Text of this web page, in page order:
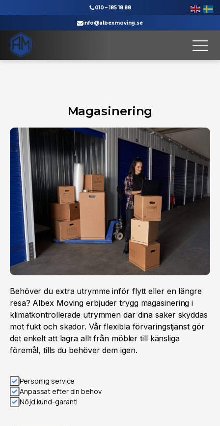
010 – 185 18 88
info@albexmoving.se
Till startsidan
Magasinering
Behöver du extra utrymme inför flytt eller en längre
resa? Albex Moving erbjuder trygg magasinering i
klimatkontrollerade utrymmen där dina saker skyddas
mot fukt och skador. Vår flexibla förvaringstjänst gör
det enkelt att lagra allt från möbler till känsliga
föremål, tills du behöver dem igen.
Personlig service
Anpassat efter din behov
Nöjd kund-garanti